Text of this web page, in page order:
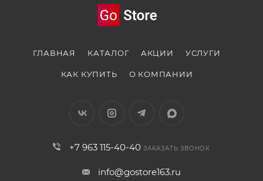
ГЛАВНАЯ КАТАЛОГ АКЦИИ УСЛУГИ
КАК КУПИТЬ О КОМПАНИИ
+7 963 115-40-40 ЗАКАЗАТЬ ЗВОНОК
info@gostore163.ru